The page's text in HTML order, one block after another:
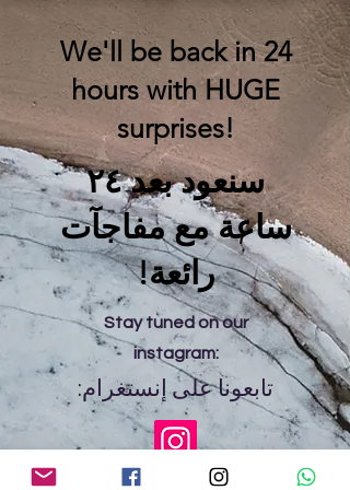
We'll be back in 24
hours with HUGE
surprises!
سنعود بعد ٢٤
ساعة مع مفاجآت
رائعة!
Stay tuned on our
instagram:
تابعونا على إنستغرام: